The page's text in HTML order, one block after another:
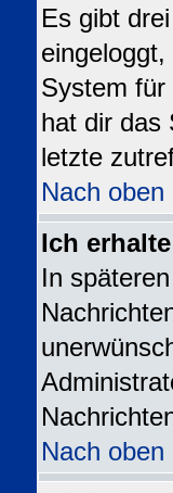
Es gibt
System für
hat dir das
letzte
Nach oben
Ich
In
Nach oben